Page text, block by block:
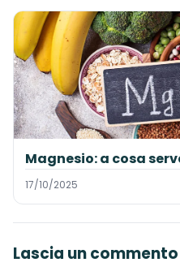
Magnesio: a cosa
17/10/2025
Lascia un commento